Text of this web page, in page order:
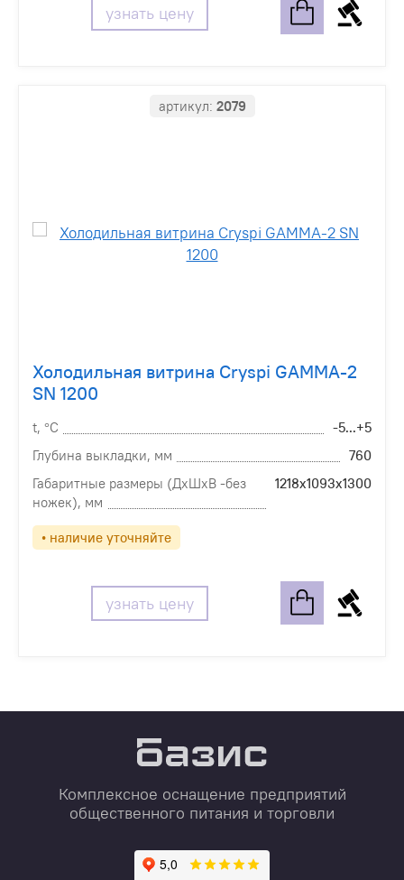
узнать цену
артикул: 2079
Холодильная витрина Cryspi GAMMA-2
SN 1200
t, °С
-5...+5
Глубина выкладки, мм
760
Габаритные размеры (ДхШхВ -без
ножек), мм
1218х1093х1300
• наличие уточняйте
узнать цену
Комплексное оснащение предприятий
общественного питания и торговли